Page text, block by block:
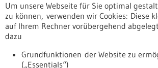
Erscheinungsdatum
Um unsere Webseite für Sie optimal
zu können, verwenden wir Cookies: Diese
auf Ihrem Rechner vorübergehend
dazu
Grundfunktionen der Website zu
(„Essentials“)